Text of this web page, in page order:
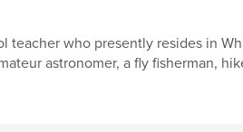
teacher who presently resides in
astronomer, a fly fisherman,